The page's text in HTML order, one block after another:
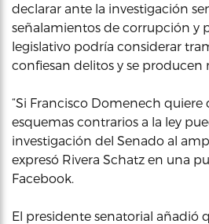
declarar ante la investigación
señalamientos de corrupción y
legislativo podría considerar
confiesan delitos y se producen
“Si Francisco Domenech quiere
esquemas contrarios a la ley
investigación del Senado al
expresó Rivera Schatz en una
Facebook.
El presidente senatorial añadió